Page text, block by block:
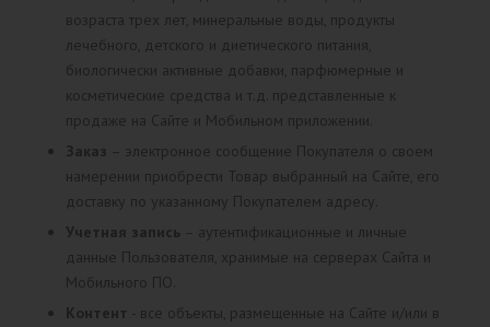
возраста трех лет, минеральные воды, продукты
лечебного, детского и диетического питания,
биологически активные добавки, парфюмерные и
косметические средства и т.д. представленные к
продаже на Сайте и Мобильном приложении.
Заказ – электронное сообщение Покупателя о своем
намерении приобрести Товар выбранный на Сайте, его
доставку по указанному Покупателем адресу.
Учетная запись – аутентификационные и личные
данные Пользователя, хранимые на серверах Сайта и
Мобильного ПО.
Контент - все объекты, размещенные на Сайте и/или в